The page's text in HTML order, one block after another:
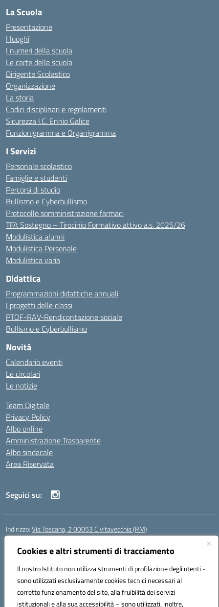
Cookies e altri strumenti di tracciamento
Il nostro Istituto non utilizza strumenti di profilazione degli utenti -
sono utilizzati esclusivamente cookies tecnici necessari al
corretto funzionamento del sito, alla fruibilità dei servizi
istituzionali e alla sua accessibilità – sono utilizzati, inoltre,
La Scuola
Presentazione
I luoghi
I numeri della scuola
Le carte della scuola
Dirigente Scolastico
Organizzazione
La storia
Codici disciplinari e regolamenti
Sicurezza I.C. Ennio Galice
Funzionigramma e Organigramma
I Servizi
Personale scolastico
Famiglie e studenti
Percorsi di studio
Bullismo e Cyberbullismo
Protocollo somministrazione farmaci
TFA Sostegno – Tirocinio Formativo attivo a.s. 2025/26
Modulistica alunni
Modulistica Personale
Modulistica varia
Didattica
Programmazioni didattiche annuali
I progetti delle classi
PTOF-RAV-Rendicontazione sociale
Bullismo e Cyberbullismo
Novità
Calendario eventi
Le circolari
Le notizie
Team Digitale
Privacy Policy
Albo online
Amministrazione Trasparente
Albo sindacale
Area Riservata
Seguici su:
Indirizzo:Via Toscana, 2 00053 Civitavecchia (RM)
Centralino:
Posta elettronica certificata (PEC):rmic8b900g@pec.istruzione.it
Codice fiscale: 91038380589
Codice meccanografico:RMIC8B900G
Codice Indice delle Pubbliche Amministrazioni (IPA): istsc_rmic8b900g
Codice unico di fatturazione (CUF): UFP4NO